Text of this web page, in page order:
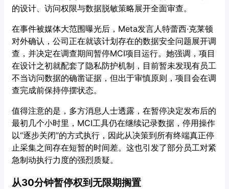
的设计、访问权限与数据脱敏策略展开全面审查。
在事件被媒体大范围曝光后，Meta发言人特蕾西·克莱顿
对外确认，公司正在就该计划存在的数据安全问题展开调
查，并决定在调查期间暂停MCI项目运行。她强调，项目
在设计之初就配套了隐私防护机制，目前暂未发现有员工
不当访问数据的确凿证据，但出于审慎原则，项目会在调
查完成前保持停摆状态。
值得注意的是，多方消息人士透露，在暂停决定发布后的
最初几个小时里，MCI工具仍在继续记录数据，停用操作
以“逐步关闭”的方式执行，因此从决策到所有终端真正停
止采集之间存在短暂的时间差。这也引发了部分员工对紧
急制动执行力度的强烈质疑。
从30分钟暂停权到无限期搁置